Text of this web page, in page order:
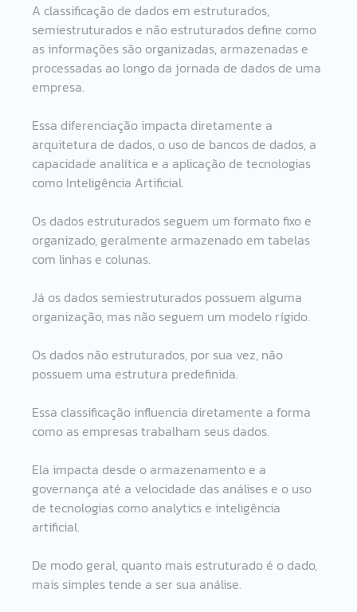
A classificação de dados em estruturados,
semiestruturados e não estruturados define como
as informações são organizadas, armazenadas e
processadas ao longo da jornada de dados de uma
empresa.
Essa diferenciação impacta diretamente a
arquitetura de dados, o uso de bancos de dados, a
capacidade analítica e a aplicação de tecnologias
como Inteligência Artificial.
Os dados estruturados seguem um formato fixo e
organizado, geralmente armazenado em tabelas
com linhas e colunas.
Já os dados semiestruturados possuem alguma
organização, mas não seguem um modelo rígido.
Os dados não estruturados, por sua vez, não
possuem uma estrutura predefinida.
Essa classificação influencia diretamente a forma
como as empresas trabalham seus dados.
Ela impacta desde o armazenamento e a
governança até a velocidade das análises e o uso
de tecnologias como analytics e inteligência
artificial.
De modo geral, quanto mais estruturado é o dado,
mais simples tende a ser sua análise.